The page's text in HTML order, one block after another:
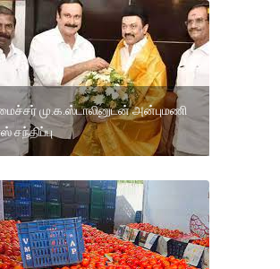
மு.க.ஸ்டாலினுடன் அன்புமணி
சந்திப்பு